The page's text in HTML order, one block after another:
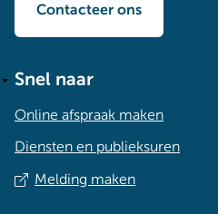
Contacteer ons
Snel naar
Online afspraak maken
Diensten en publieksuren
Melding maken